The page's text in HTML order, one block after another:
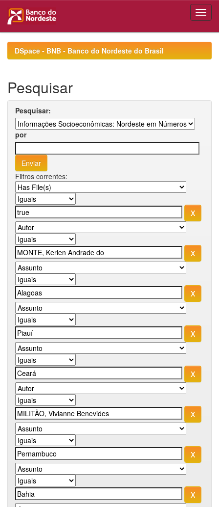
navigationDSpace - BNB - Banco do Nordeste do Brasil
Pesquisar
Pesquisar:
por
Filtros correntes: